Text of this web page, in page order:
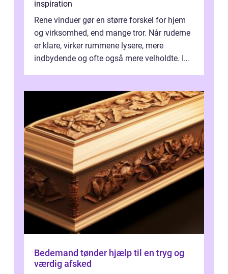
inspiration
Rene vinduer gør en større forskel for hjem
og virksomhed, end mange tror. Når ruderne
er klare, virker rummene lysere, mere
indbydende og ofte også mere velholdte. I
Bedemand tønder hjælp til en tryg og
værdig afsked